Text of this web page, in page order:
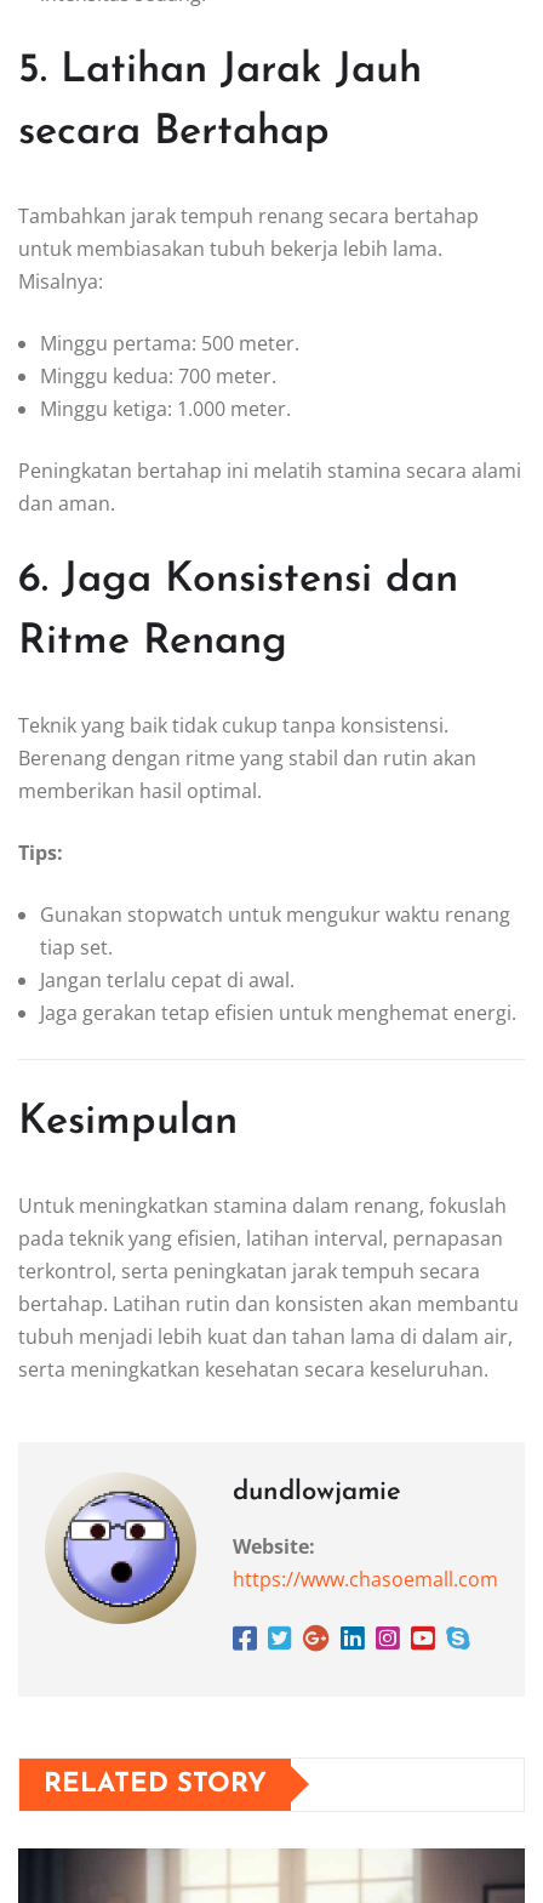
5. Latihan Jarak Jauh
secara Bertahap
Tambahkan jarak tempuh renang secara bertahap
untuk membiasakan tubuh bekerja lebih lama.
Misalnya:
Minggu pertama: 500 meter.
Minggu kedua: 700 meter.
Minggu ketiga: 1.000 meter.
Peningkatan bertahap ini melatih stamina secara alami
dan aman.
6. Jaga Konsistensi dan
Ritme Renang
Teknik yang baik tidak cukup tanpa konsistensi.
Berenang dengan ritme yang stabil dan rutin akan
memberikan hasil optimal.
Tips:
Gunakan stopwatch untuk mengukur waktu renang
tiap set.
Jangan terlalu cepat di awal.
Jaga gerakan tetap efisien untuk menghemat energi.
Kesimpulan
Untuk meningkatkan stamina dalam renang, fokuslah
pada teknik yang efisien, latihan interval, pernapasan
terkontrol, serta peningkatan jarak tempuh secara
bertahap. Latihan rutin dan konsisten akan membantu
tubuh menjadi lebih kuat dan tahan lama di dalam air,
serta meningkatkan kesehatan secara keseluruhan.
dundlowjamie
Website:
https://www.chasoemall.com
RELATED STORY